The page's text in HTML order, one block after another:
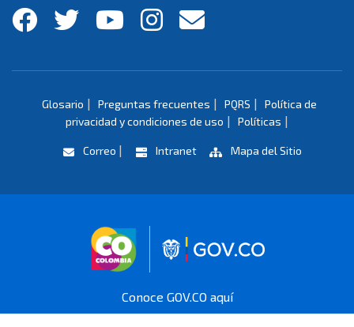
Glosario | Preguntas frecuentes | PQRS |
Política de
privacidad y condiciones de uso | Políticas |
Correo | Intranet Mapa del Sitio
Logo marca Colombia
Logo Gobierno
Conoce GOV.CO aquí